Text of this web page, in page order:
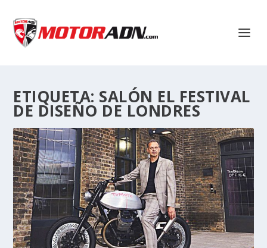
ETIQUETA: SALÓN EL FESTIVAL
DE DISEÑO DE LONDRES